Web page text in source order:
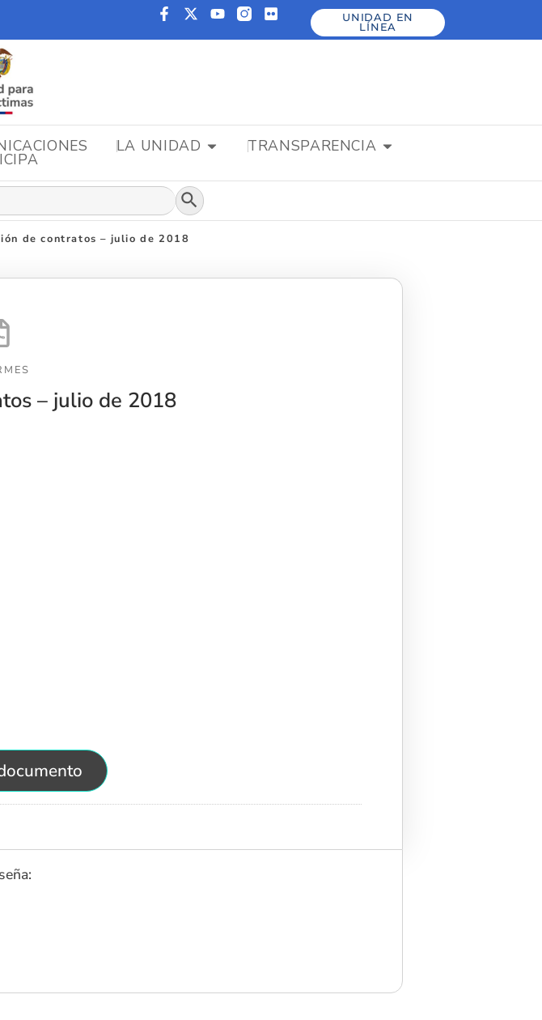
UNIDAD EN
LÍNEA
LA UNIDAD TRANSPARENCIA
Botón de búsqueda
de contratos – julio de 2018
– julio de 2018